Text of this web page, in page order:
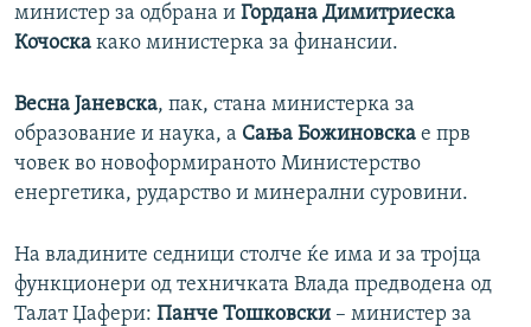
министер за одбрана и Гордана Димитриеска
Кочоска како министерка за финансии.
Весна Јаневска, пак, стана министерка за
образование и наука, а Сања Божиновска е прв
човек во новоформираното Министерство
енергетика, рударство и минерални суровини.
На владините седници столче ќе има и за тројца
функционери од техничката Влада предводена од
Талат Џафери: Панче Тошковски – министер за